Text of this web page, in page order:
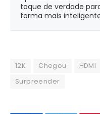
toque de verdade
forma mais
12K Chegou HDMI
Surpreender